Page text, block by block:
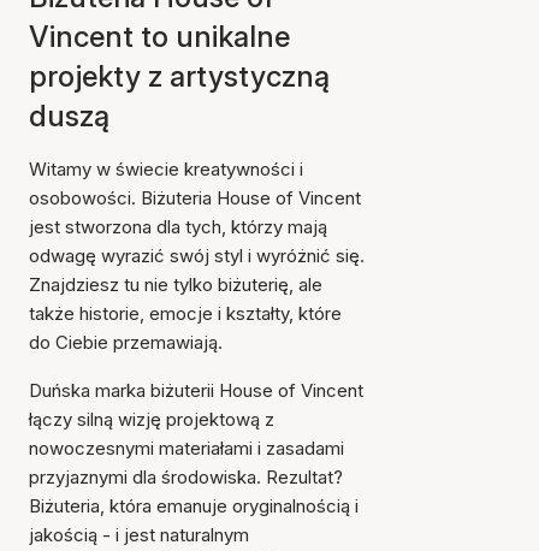
Vincent to unikalne
projekty z artystyczną
duszą
Witamy w świecie kreatywności i
osobowości. Biżuteria House of Vincent
jest stworzona dla tych, którzy mają
odwagę wyrazić swój styl i wyróżnić się.
Znajdziesz tu nie tylko biżuterię, ale
także historie, emocje i kształty, które
do Ciebie przemawiają.
Duńska marka biżuterii House of Vincent
łączy silną wizję projektową z
nowoczesnymi materiałami i zasadami
przyjaznymi dla środowiska. Rezultat?
Biżuteria, która emanuje oryginalnością i
jakością - i jest naturalnym